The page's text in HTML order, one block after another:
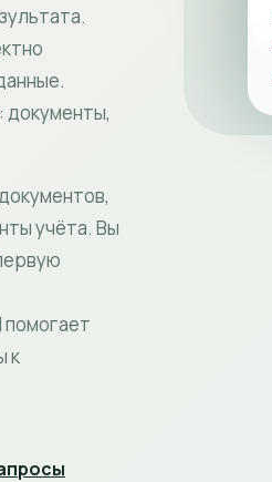
документы,
учёта. Вы
помогает
к